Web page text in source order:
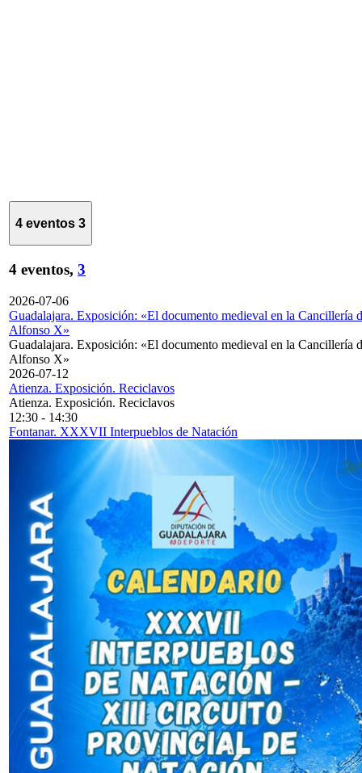
4 eventos 3
4 eventos, 3
2026-07-06
Guadalajara. Exposición: «El documento medieval en la Cancillería
Alfonso X»
Guadalajara. Exposición: «El documento medieval en la Cancillería
Alfonso X»
2026-07-12
Atienza. Exposición. Reciclavos
Atienza. Exposición. Reciclavos
12:30 - 14:30
Fontanar. XXXVII Interpueblos de Natación